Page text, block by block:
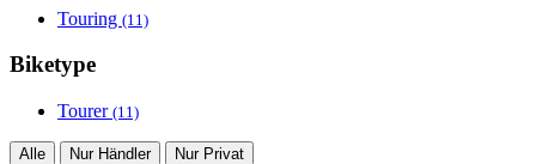
Touring (11)
Biketype
Tourer (11)
Alle Nur Händler
Nur Privat